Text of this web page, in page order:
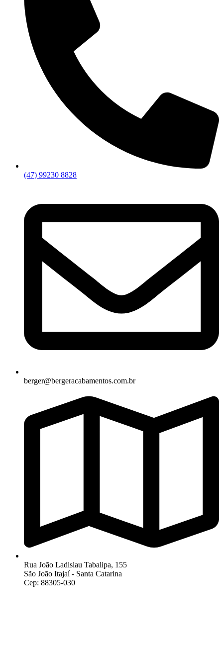
(47) 99230 8828
berger@bergeracabamentos.com.br
Rua João Ladislau Tabalipa, 155
São João Itajaí - Santa Catarina
Cep: 88305-030